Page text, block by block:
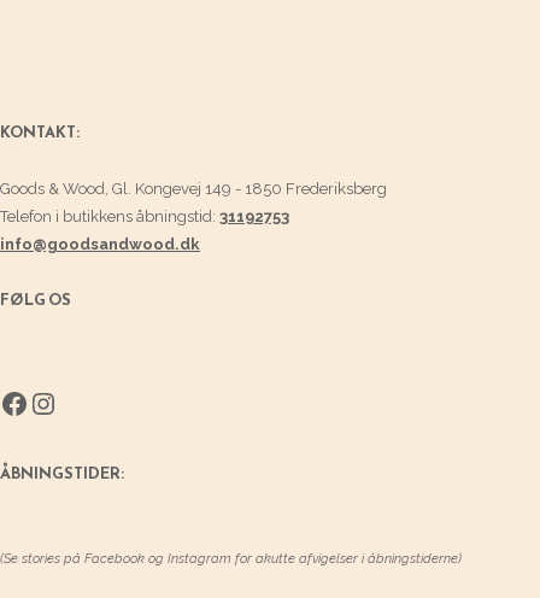
KONTAKT:
Goods & Wood, Gl. Kongevej 149 - 1850 Frederiksberg
Telefon i butikkens åbningstid: 31192753
info@goodsandwood.dk
FØLG OS
Facebook
Instagram
ÅBNINGSTIDER:
(Se stories på Facebook og Instagram for akutte afvigelser i åbningstiderne)